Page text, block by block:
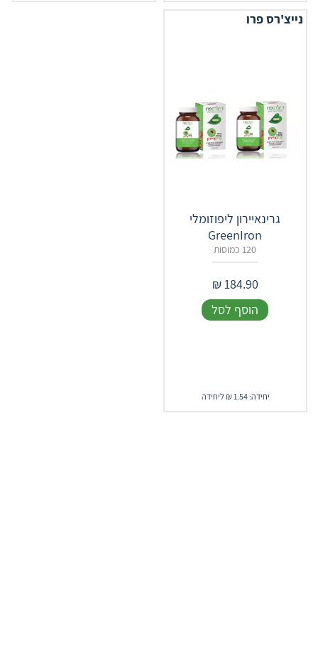
נייצ'רס פרו
גרינאיירון ליפוזומלי
GreenIron
120 כמוסות
184.90
₪
הוסף לסל
יחידה: 1.54 ₪ ליחידה